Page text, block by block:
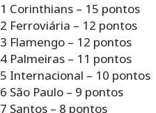
1 Corinthians – 15 pontos
2 Ferroviária – 12 pontos
3 Flamengo – 12 pontos
4 Palmeiras – 11 pontos
5 Internacional – 10 pontos
6 São Paulo – 9 pontos
7 Santos – 8 pontos